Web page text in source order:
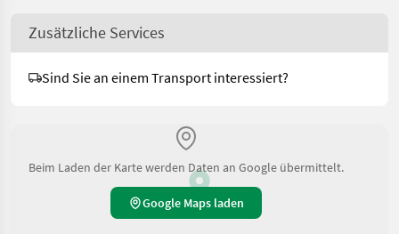
Zusätzliche Services
Sind Sie an einem Transport interessiert?
Beim Laden der Karte werden Daten an Google übermittelt.
Google Maps laden